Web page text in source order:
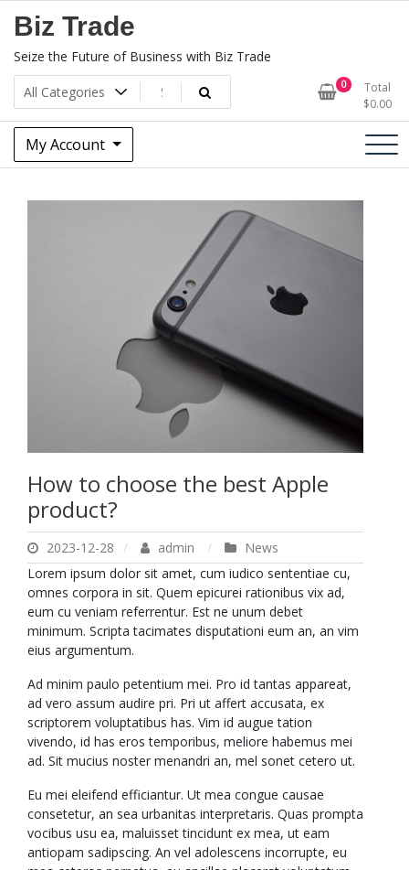
Biz Trade
Seize the Future of Business with Biz Trade
0
Total
$0.00
My Account
How to choose the best Apple
product?
2023-12-28 admin
News
Lorem ipsum dolor sit amet, cum iudico sententiae cu,
omnes corpora in sit. Quem epicurei rationibus vix ad,
eum cu veniam referrentur. Est ne unum debet
minimum. Scripta tacimates disputationi eum an, an vim
eius argumentum.
Ad minim paulo petentium mei. Pro id tantas appareat,
ad vero assum audire pri. Pri ut affert accusata, ex
scriptorem voluptatibus has. Vim id augue tation
vivendo, id has eros temporibus, meliore habemus mei
ad. Sit mucius noster menandri an, mel sonet cetero ut.
Eu mei eleifend efficiantur. Ut mea congue causae
consetetur, an sea urbanitas interpretaris. Quas prompta
vocibus usu ea, maluisset tincidunt ex mea, ut eam
antiopam sadipscing. An vel adolescens incorrupte, eu